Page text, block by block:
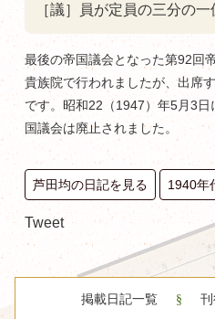
［議］員が定員の三分の
最後の帝国議会となった第92回
貴族院で行われましたが、出席
です。昭和22（1947）年5月3
国議会は廃止されました。
芦田均の日記を見る 1940年
Tweet
掲載日記一覧